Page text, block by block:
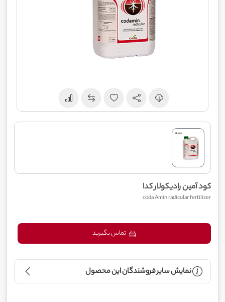
کود آمین رادیکولار کدا
coda Amin radicular fertilizer
نمایش سایر فروشندگان این محصول